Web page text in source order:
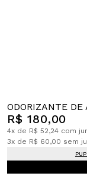
ODORIZANTE
R$ 180,00
4x de R$ 52,24 com
3x de R$ 60,00 sem